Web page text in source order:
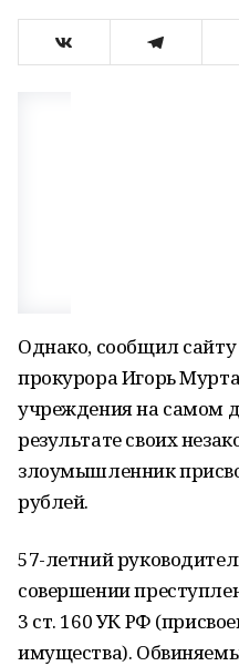
Однако, сообщил
прокурора Игорь
учреждения на самом
результате своих
злоумышленник
рублей.
57-летний
совершении
3 ст. 160 УК РФ
имущества).